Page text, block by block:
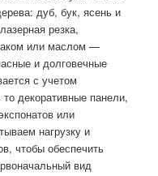
дуб, бук, ясень и
резка,
или маслом —
и долговечные
с учетом
декоративные панели,
или
нагрузку и
чтобы обеспечить
вид